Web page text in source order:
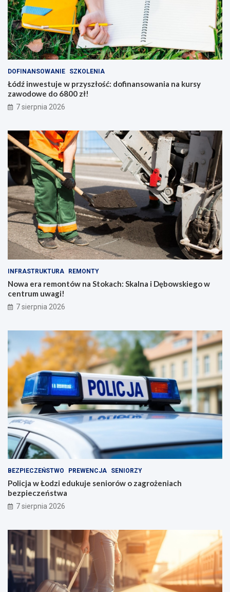
DOFINANSOWANIE SZKOLENIA
Łódź inwestuje w przyszłość: dofinansowania na kursy
zawodowe do 6800 zł!
7 sierpnia 2026
INFRASTRUKTURA REMONTY
Nowa era remontów na Stokach: Skalna i Dębowskiego w
centrum uwagi!
7 sierpnia 2026
BEZPIECZEŃSTWO PREWENCJA SENIORZY
Policja w Łodzi edukuje seniorów o zagrożeniach
bezpieczeństwa
7 sierpnia 2026